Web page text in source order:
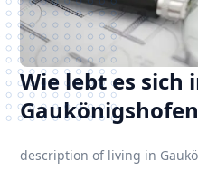
Wie lebt es sich
Gaukönigshofen
description of living in